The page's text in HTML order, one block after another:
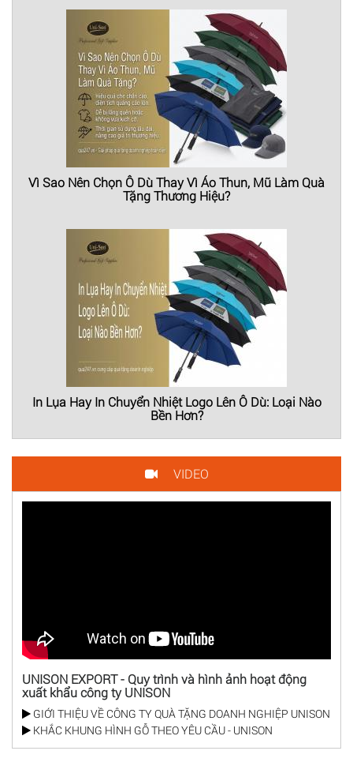
Vì Sao Nên Chọn Ô Dù Thay Vì Áo Thun, Mũ Làm Quà
Tặng Thương Hiệu?
In Lụa Hay In Chuyển Nhiệt Logo Lên Ô Dù: Loại Nào
Bền Hơn?
VIDEO
UNISON EXPORT - Quy trình và hình ảnh hoạt động
xuất khẩu công ty UNISON
GIỚI THIỆU VỀ CÔNG TY QUÀ TẶNG DOANH NGHIỆP UNISON
KHẮC KHUNG HÌNH GỖ THEO YÊU CẦU - UNISON